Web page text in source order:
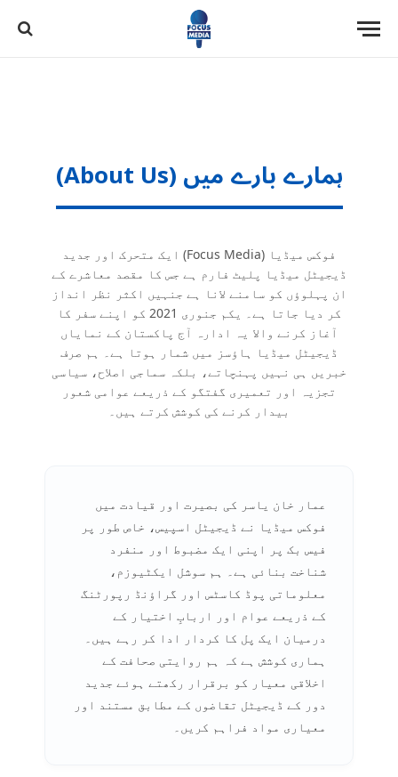
ہمارے بارے میں (About Us)
فوکس میڈیا (Focus Media) ایک متحرک اور جدید
ڈیجیٹل میڈیا پلیٹ فارم ہے جس کا مقصد معاشرے کے
ان پہلوؤں کو سامنے لانا ہے جنہیں اکثر نظر انداز
کر دیا جاتا ہے۔ یکم جنوری 2021 کو اپنے سفر کا
آغاز کرنے والا یہ ادارہ آج پاکستان کے نمایاں
ڈیجیٹل میڈیا ہاؤسز میں شمار ہوتا ہے۔ ہم صرف
خبریں ہی نہیں پہنچاتے، بلکہ سماجی اصلاح، سیاسی
تجزیہ اور تعمیری گفتگو کے ذریعے عوامی شعور
بیدار کرنے کی کوشش کرتے ہیں۔
عمار خان یاسر کی بصیرت اور قیادت میں
فوکس میڈیا نے ڈیجیٹل اسپیس، خاص طور پر
فیس بک پر اپنی ایک مضبوط اور منفرد
شناخت بنائی ہے۔ ہم سوشل ایکٹیوزم،
معلوماتی پوڈ کاسٹس اور گراؤنڈ رپورٹنگ
کے ذریعے عوام اور اربابِ اختیار کے
درمیان ایک پل کا کردار ادا کر رہے ہیں۔
ہماری کوشش ہے کہ ہم روایتی صحافت کے
اخلاقی معیار کو برقرار رکھتے ہوئے جدید
دور کے ڈیجیٹل تقاضوں کے مطابق مستند اور
معیاری مواد فراہم کریں۔